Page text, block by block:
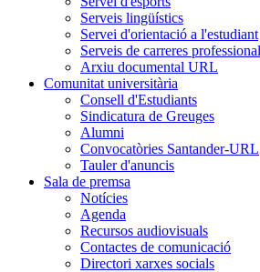
Serveis lingüístics
Servei d'orientació a l'estudiant
Serveis de carreres
Arxiu documental URL
Comunitat universitària
Consell d'Estudiants
Sindicatura de Greuges
Alumni
Convocatòries Santander-URL
Tauler d'anuncis
Sala de premsa
Notícies
Agenda
Recursos audiovisuals
Contactes de comunicació
Directori xarxes socials